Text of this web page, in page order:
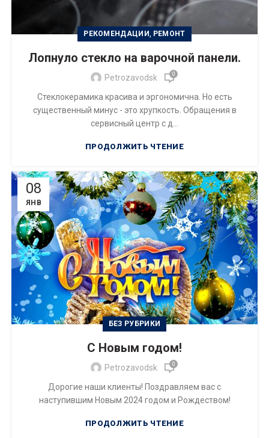
РЕКОМЕНДАЦИИ, РЕМОНТ
Лопнуло стекло на варочной панели.
Petrozavodsk 0
Стеклокерамика красива и эргономична. Но есть
существенный минус - это хрупкость. Обращения в
сервисный центр с д...
ПРОДОЛЖИТЬ ЧТЕНИЕ
08
ЯНВ
БЕЗ РУБРИКИ
С Новым годом!
Petrozavodsk 0
Дорогие наши клиенты! Поздравляем вас с
наступившим Новым 2024 годом и Рождеством!
ПРОДОЛЖИТЬ ЧТЕНИЕ